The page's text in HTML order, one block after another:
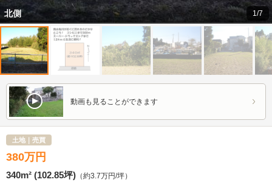
北側 1/7
動画も見ることができます
土地｜売買
380万 円
340m² (102.85坪) （約3.7万円/坪）